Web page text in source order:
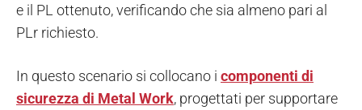
e il PL ottenuto, verificando che sia almeno pari al
PLr richiesto.
In questo scenario si collocano i componenti di
sicurezza di Metal Work, progettati per supportare